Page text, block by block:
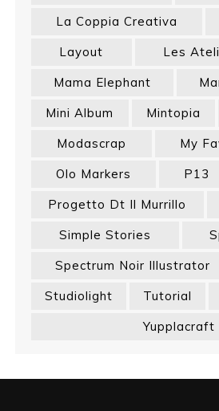
La Coppia Creativa
Layout
Les
Mama Elephant
Mini Album
Mintopia
Modascrap
My
Olo Markers
P13
Progetto Dt Il Murrillo
Simple Stories
Spectrum Noir Illustrator
Studiolight
Tutorial
Yupplacraft